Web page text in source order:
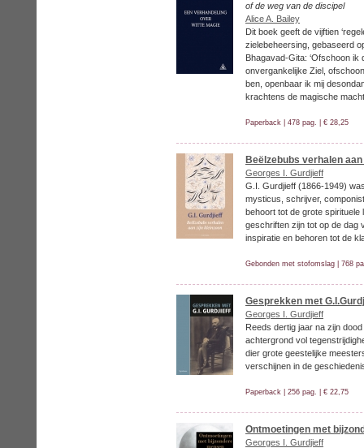
of de weg van de discipel
Alice A. Bailey
Dit boek geeft de vijftien
zielebeheersing, gebaseerd
Bhagavad-Gita: ‘Ofschoon ik
onvergankelijke Ziel,
ben, openbaar ik mij
krachtens de magische
Paperback | 478 pag. | € 28,25
Beëlzebubs verhalen
Georges I. Gurdjieff
G.I. Gurdjieff (1866-1949)
mysticus, schrijver,
behoort tot de grote spirituele
geschriften zijn tot op de dag
inspiratie en behoren tot de
Gebonden met stofomslag | 768
Gesprekken met
Georges I. Gurdjieff
Reeds dertig jaar na zijn
achtergrond vol
dier grote geestelijke
verschijnen in de
Paperback | 256 pag. | € 22,75
Ontmoetingen met
Georges I. Gurdjieff